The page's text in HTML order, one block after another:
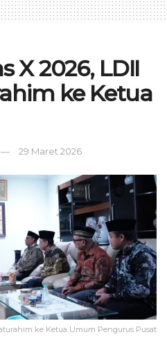
X 2026, LDII
ke Ketua
29 Maret 2026
ke Ketua Umum Pengurus Pusat